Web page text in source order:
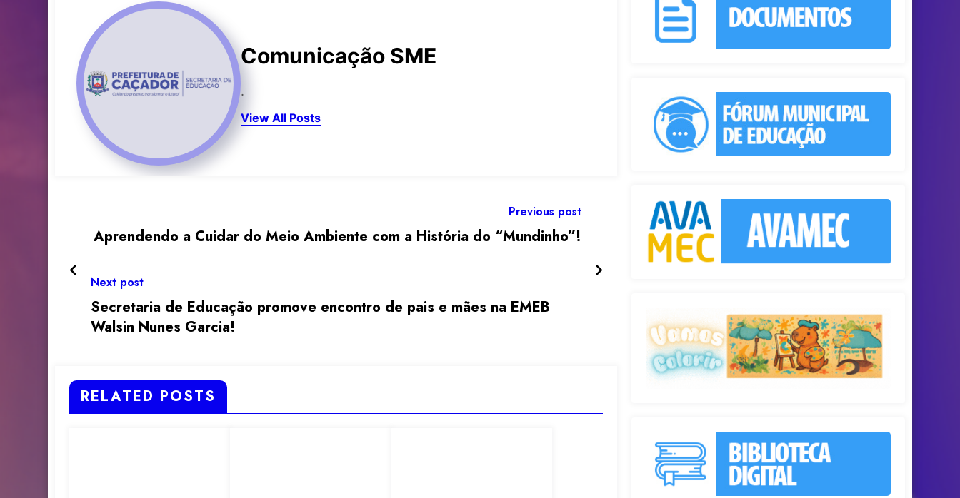
Comunicação SME
.
View All Posts
Previous post
Aprendendo a Cuidar do Meio Ambiente com a História do “Mundinho”!
Next post
Secretaria de Educação promove encontro de pais e mães na EMEB
Walsin Nunes Garcia!
RELATED POSTS